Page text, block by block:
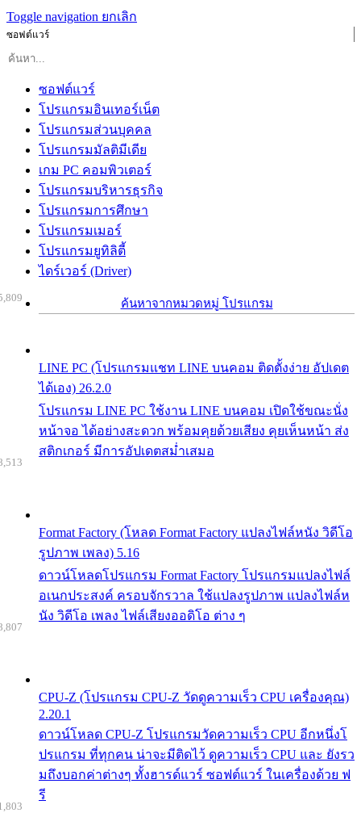
Toggle navigation ยกเลิก
ซอฟต์แวร์
ซอฟต์แวร์
โปรแกรมอินเทอร์เน็ต
โปรแกรมส่วนบุคคล
โปรแกรมมัลติมีเดีย
เกม PC คอมพิวเตอร์
โปรแกรมบริหารธุรกิจ
โปรแกรมการศึกษา
โปรแกรมเมอร์
โปรแกรมยูทิลิตี้
ไดร์เวอร์ (Driver)
ค้นหาจากหมวดหมู่ โปรแกรม
LINE PC (โปรแกรมแชท LINE บนคอม ติดตั้งง่าย อัปเดต
ได้เอง) 26.2.0
โปรแกรม LINE PC ใช้งาน LINE บนคอม เปิดใช้ขณะนั่ง
หน้าจอ ได้อย่างสะดวก พร้อมคุยด้วยเสียง คุยเห็นหน้า ส่ง
สติกเกอร์ มีการอัปเดตสม่ำเสมอ
Format Factory (โหลด Format Factory แปลงไฟล์หนัง วิดีโอ
รูปภาพ เพลง) 5.16
ดาวน์โหลดโปรแกรม Format Factory โปรแกรมแปลงไฟล์
อเนกประสงค์ ครอบจักรวาล ใช้แปลงรูปภาพ แปลงไฟล์ห
นัง วิดีโอ เพลง ไฟล์เสียงออดิโอ ต่าง ๆ
CPU-Z (โปรแกรม CPU-Z วัดดูความเร็ว CPU เครื่องคุณ)
2.20.1
ดาวน์โหลด CPU-Z โปรแกรมวัดความเร็ว CPU อีกหนึ่งโ
ปรแกรม ที่ทุกคน น่าจะมีติดไว้ ดูความเร็ว CPU และ ยังรว
มถึงบอกค่าต่างๆ ทั้งฮารด์แวร์ ซอฟต์แวร์ ในเครื่องด้วย ฟ
รี